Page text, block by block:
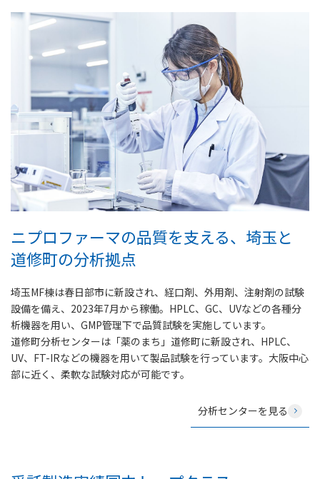
ニプロファーマの品質を支える、埼玉と
道修町の分析拠点
埼玉MF棟は春日部市に新設され、経口剤、外用剤、注射剤の試験
設備を備え、2023年7月から稼働。HPLC、GC、UVなどの各種分
析機器を用い、GMP管理下で品質試験を実施しています。
道修町分析センターは「薬のまち」道修町に新設され、HPLC、
UV、FT-IRなどの機器を用いて製品試験を行っています。大阪中心
部に近く、柔軟な試験対応が可能です。
分析センターを見る